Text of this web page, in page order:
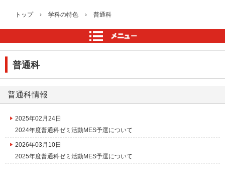
トップ › 学科の特色 › 普通科
普通科
普通科情報
2025年02月24日
2024年度普通科ゼミ活動MES予選について
2026年03月10日
2025年度普通科ゼミ活動MES予選について